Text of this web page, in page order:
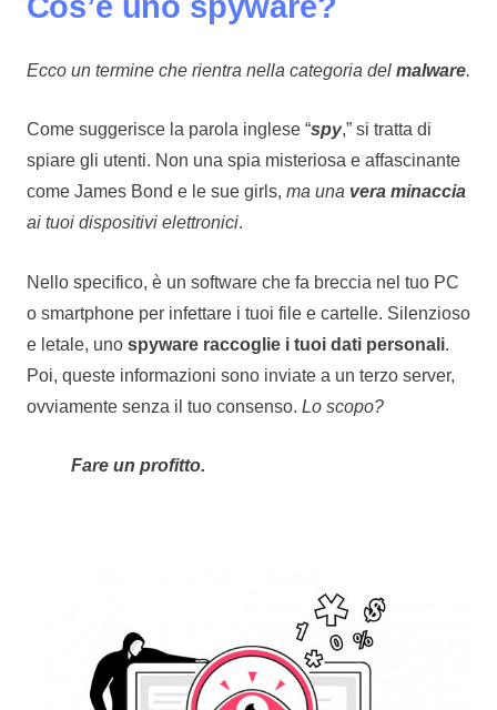
Ecco un termine che rientra nella categoria del malware.
Come suggerisce la parola inglese “spy,” si tratta di
spiare gli utenti. Non una spia misteriosa e affascinante
come James Bond e le sue girls, ma una vera minaccia
ai tuoi dispositivi elettronici.
Nello specifico, è un software che fa breccia nel tuo PC
o smartphone per infettare i tuoi file e cartelle. Silenzioso
e letale, uno spyware raccoglie i tuoi dati personali.
Poi, queste informazioni sono inviate a un terzo server,
ovviamente senza il tuo consenso. Lo scopo?
Fare un profitto.